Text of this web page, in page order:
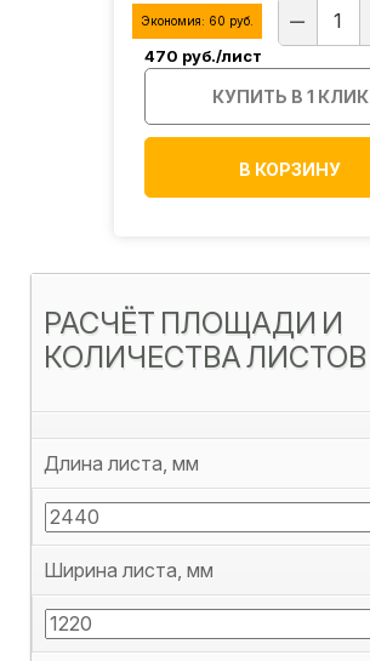
Экономия: 60 руб.
470 руб./лист
КУПИТЬ В 1 КЛИК
В КОРЗИНУ
РАСЧЁТ ПЛОЩАДИ И
КОЛИЧЕСТВА ЛИСТОВ
Длина листа, мм
Ширина листа, мм